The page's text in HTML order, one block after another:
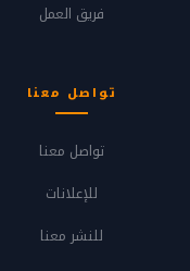
فريق العمل
تواصل معنا
تواصل معنا
للإعلانات
للنشر معنا